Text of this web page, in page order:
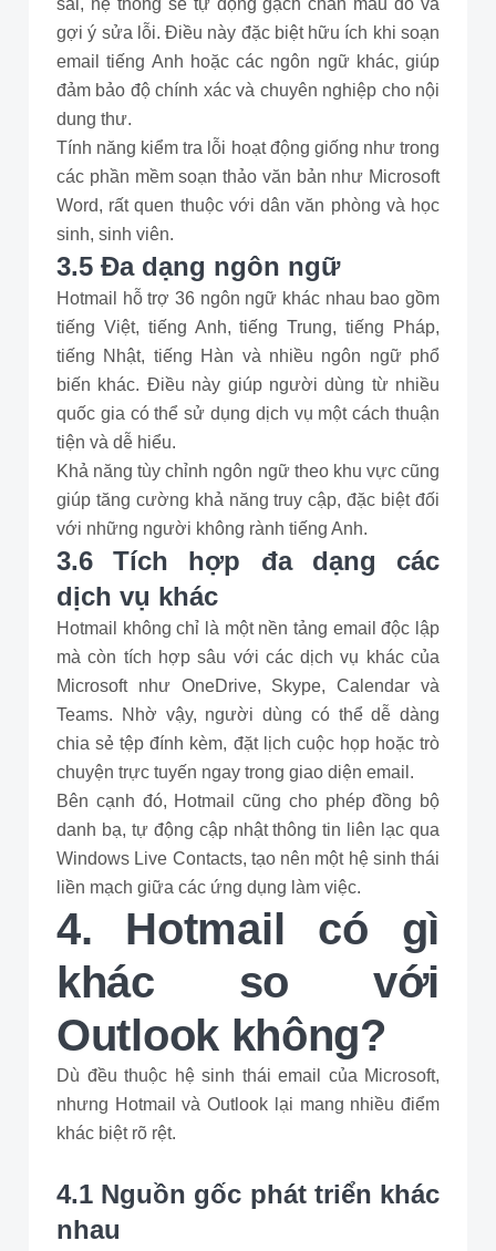
sai, hệ thống sẽ tự động gạch chân màu đỏ và
gợi ý sửa lỗi. Điều này đặc biệt hữu ích khi soạn
email tiếng Anh hoặc các ngôn ngữ khác, giúp
đảm bảo độ chính xác và chuyên nghiệp cho nội
dung thư.
Tính năng kiểm tra lỗi hoạt động giống như trong
các phần mềm soạn thảo văn bản như Microsoft
Word, rất quen thuộc với dân văn phòng và học
sinh, sinh viên.
3.5 Đa dạng ngôn ngữ
Hotmail hỗ trợ 36 ngôn ngữ khác nhau bao gồm
tiếng Việt, tiếng Anh, tiếng Trung, tiếng Pháp,
tiếng Nhật, tiếng Hàn và nhiều ngôn ngữ phổ
biến khác. Điều này giúp người dùng từ nhiều
quốc gia có thể sử dụng dịch vụ một cách thuận
tiện và dễ hiểu.
Khả năng tùy chỉnh ngôn ngữ theo khu vực cũng
giúp tăng cường khả năng truy cập, đặc biệt đối
với những người không rành tiếng Anh.
3.6 Tích hợp đa dạng các
dịch vụ khác
Hotmail không chỉ là một nền tảng email độc lập
mà còn tích hợp sâu với các dịch vụ khác của
Microsoft như OneDrive, Skype, Calendar và
Teams. Nhờ vậy, người dùng có thể dễ dàng
chia sẻ tệp đính kèm, đặt lịch cuộc họp hoặc trò
chuyện trực tuyến ngay trong giao diện email.
Bên cạnh đó, Hotmail cũng cho phép đồng bộ
danh bạ, tự động cập nhật thông tin liên lạc qua
Windows Live Contacts, tạo nên một hệ sinh thái
liền mạch giữa các ứng dụng làm việc.
4. Hotmail có gì
khác so với
Outlook không?
Dù đều thuộc hệ sinh thái email của Microsoft,
nhưng Hotmail và Outlook lại mang nhiều điểm
khác biệt rõ rệt.
4.1 Nguồn gốc phát triển khác
nhau